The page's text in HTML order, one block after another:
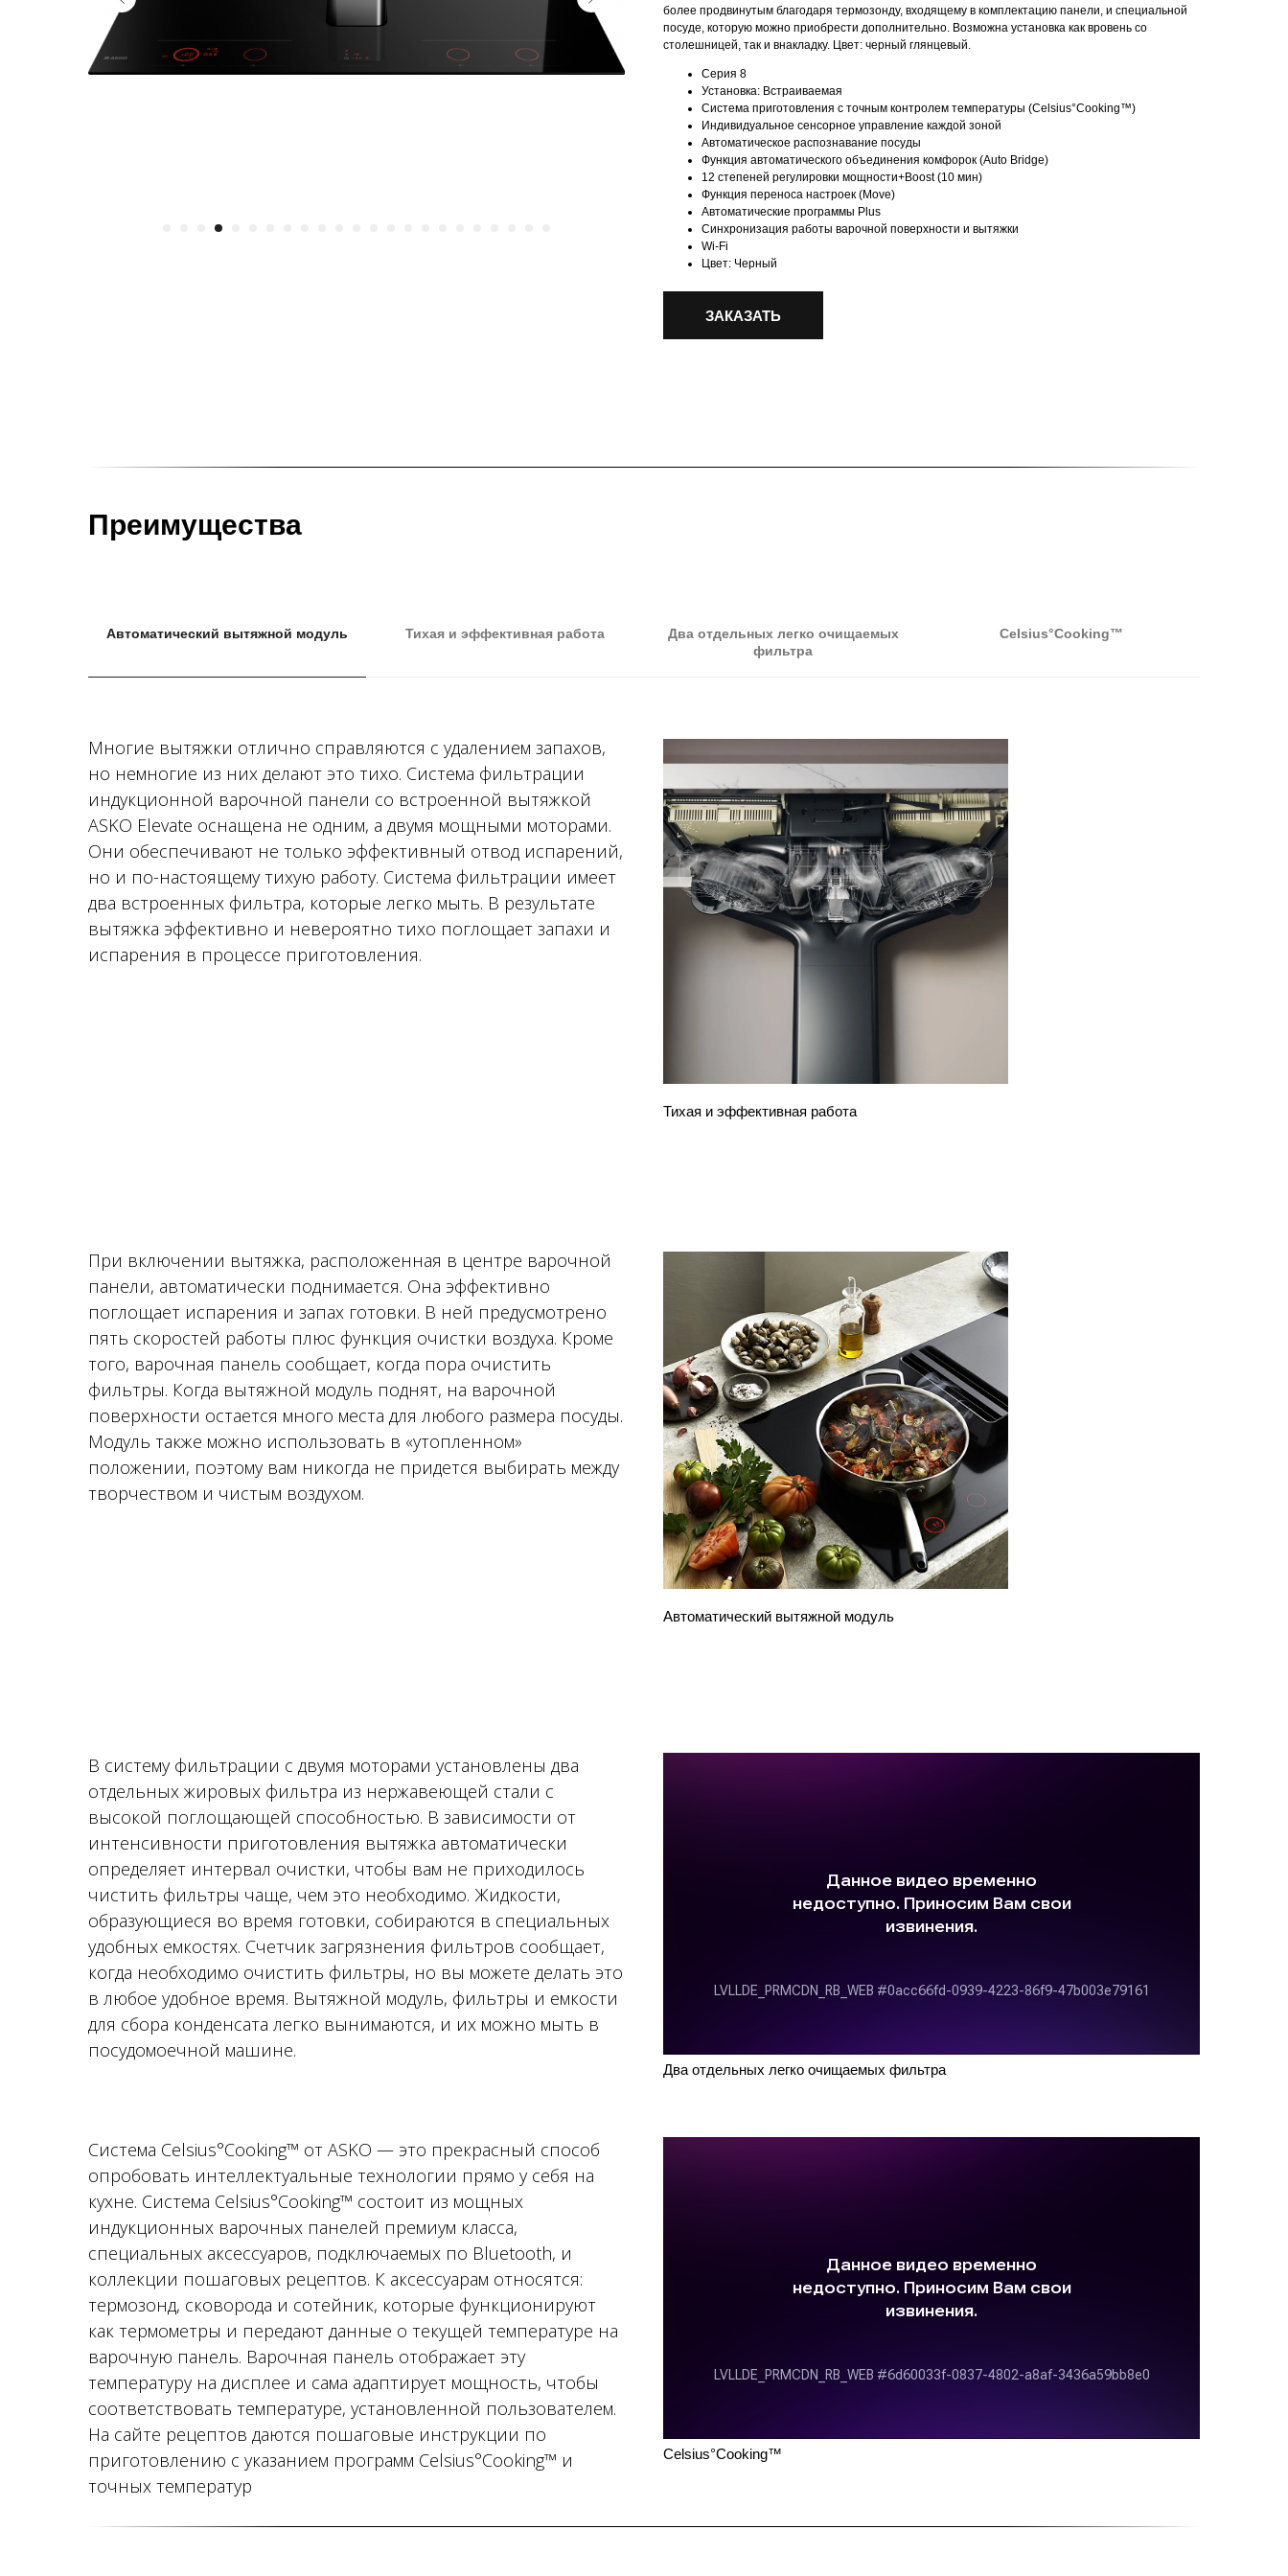
более продвинутым благодаря термозонду, входящему в комплектацию панели, и специальной
посуде, которую можно приобрести дополнительно. Возможна установка как вровень со
столешницей, так и внакладку. Цвет: черный глянцевый.
Серия 8
Установка: Встраиваемая
Система приготовления с точным контролем температуры (Celsius°Cooking™)
Индивидуальное сенсорное управление каждой зоной
Автоматическое распознавание посуды
Функция автоматического объединения комфорок (Auto Bridge)
12 степеней регулировки мощности+Boost (10 мин)
Функция переноса настроек (Move)
Автоматические программы Plus
Синхронизация работы варочной поверхности и вытяжки
Wi-Fi
Цвет: Черный
ЗАКАЗАТЬ
Преимущества
Автоматический вытяжной модуль Тихая и эффективная работа
Два отдельных легко очищаемых
фильтра
Celsius°Cooking™
Многие вытяжки отлично справляются с удалением запахов,
но немногие из них делают это тихо. Система фильтрации
индукционной варочной панели со встроенной вытяжкой
ASKO Elevate оснащена не одним, а двумя мощными моторами.
Они обеспечивают не только эффективный отвод испарений,
но и по-настоящему тихую работу. Система фильтрации имеет
два встроенных фильтра, которые легко мыть. В результате
вытяжка эффективно и невероятно тихо поглощает запахи и
испарения в процессе приготовления.
Тихая и эффективная работа
При включении вытяжка, расположенная в центре варочной
панели, автоматически поднимается. Она эффективно
поглощает испарения и запах готовки. В ней предусмотрено
пять скоростей работы плюс функция очистки воздуха. Кроме
того, варочная панель сообщает, когда пора очистить
фильтры. Когда вытяжной модуль поднят, на варочной
поверхности остается много места для любого размера посуды.
Модуль также можно использовать в «утопленном»
положении, поэтому вам никогда не придется выбирать между
творчеством и чистым воздухом.
Автоматический вытяжной модуль
В систему фильтрации с двумя моторами установлены два
отдельных жировых фильтра из нержавеющей стали с
высокой поглощающей способностью. В зависимости от
интенсивности приготовления вытяжка автоматически
определяет интервал очистки, чтобы вам не приходилось
чистить фильтры чаще, чем это необходимо. Жидкости,
образующиеся во время готовки, собираются в специальных
удобных емкостях. Счетчик загрязнения фильтров сообщает,
когда необходимо очистить фильтры, но вы можете делать это
в любое удобное время. Вытяжной модуль, фильтры и емкости
для сбора конденсата легко вынимаются, и их можно мыть в
посудомоечной машине.
Два отдельных легко очищаемых фильтра
Система Celsius°Cooking™ от ASKO — это прекрасный способ
опробовать интеллектуальные технологии прямо у себя на
кухне. Система Celsius°Cooking™ состоит из мощных
индукционных варочных панелей премиум класса,
специальных аксессуаров, подключаемых по Bluetooth, и
коллекции пошаговых рецептов. К аксессуарам относятся:
термозонд, сковорода и сотейник, которые функционируют
как термометры и передают данные о текущей температуре на
варочную панель. Варочная панель отображает эту
температуру на дисплее и сама адаптирует мощность, чтобы
соответствовать температуре, установленной пользователем.
На сайте рецептов даются пошаговые инструкции по
приготовлению с указанием программ Celsius°Cooking™ и
точных температур
Celsius°Cooking™